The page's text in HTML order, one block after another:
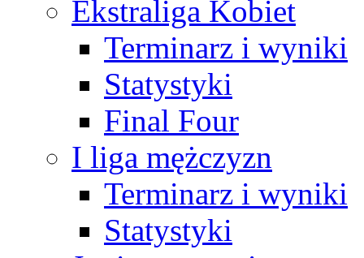
Ekstraliga Kobiet
Terminarz i wyniki
Statystyki
Final Four
I liga mężczyzn
Terminarz i wyniki
Statystyki